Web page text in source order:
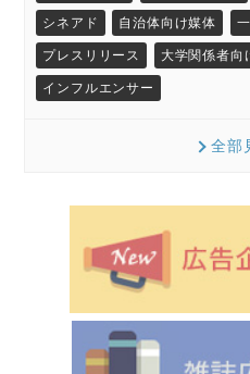
シネアド 自治体向け媒体
プレスリリース 大学関係者向
インフルエンサー
全部